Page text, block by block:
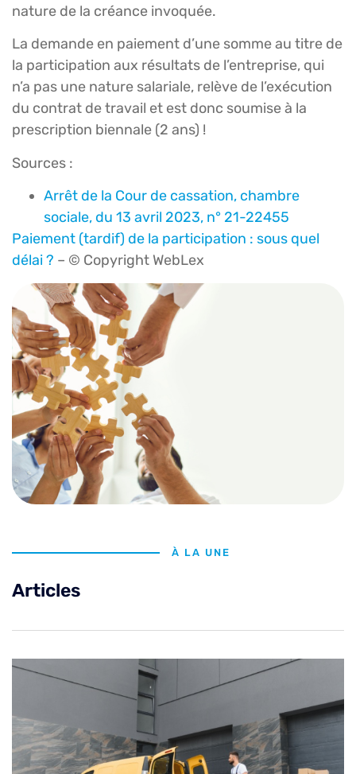
nature de la créance invoquée.
La demande en paiement d’une somme au titre de
la participation aux résultats de l’entreprise, qui
n’a pas une nature salariale, relève de l’exécution
du contrat de travail et est donc soumise à la
prescription biennale (2 ans) !
Sources :
Arrêt de la Cour de cassation, chambre
sociale, du 13 avril 2023, n° 21-22455
Paiement (tardif) de la participation : sous quel
délai ? – © Copyright WebLex
À LA UNE
Articles